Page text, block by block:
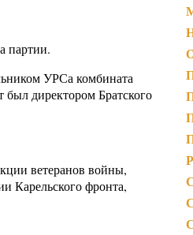
партии.
УРСа комбината
был директором Братского
ветеранов войны,
Карельского фронта,